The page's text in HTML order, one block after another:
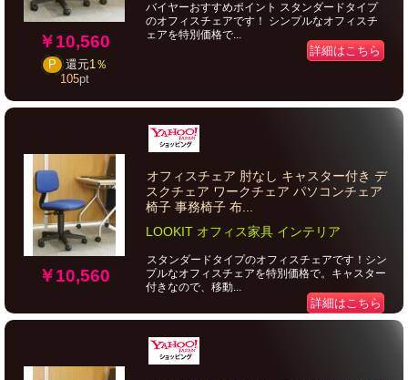
￥10,560
P 還元1％
105pt
バイヤーおすすめポイント スタンダードタイプ
のオフィスチェアです！ シンプルなオフィスチ
ェアを特別価格で...
詳細はこちら
￥10,560
オフィスチェア 肘なし キャスター付き デ
スクチェア ワークチェア パソコンチェア
椅子 事務椅子 布...
LOOKIT オフィス家具 インテリア
スタンダードタイプのオフィスチェアです！シン
プルなオフィスチェアを特別価格で。キャスター
付きなので、移動...
詳細はこちら